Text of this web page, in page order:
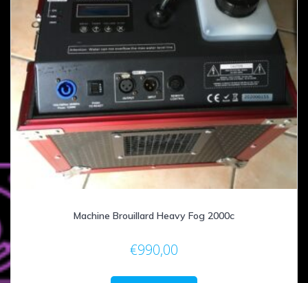
Machine Brouillard Heavy Fog 2000c
€990,00